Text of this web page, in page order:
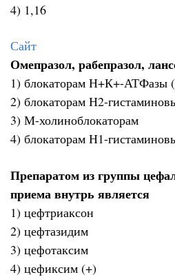
4) 1,16
Сайт
Омепразол, рабепразол,
1) блокаторам Н+К+-АТФазы
2) блокаторам Н2-
3) М-холиноблокаторам
4) блокаторам Н1-
Препаратом из группы
приема внутрь является
1) цефтриаксон
2) цефтазидим
3) цефотаксим
4) цефиксим (+)